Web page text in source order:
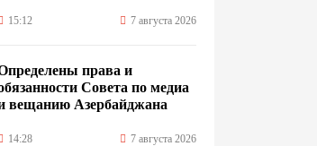
15:12 7 августа 2026
права и
Совета по медиа
вещанию Азербайджана
14:28 7 августа 2026